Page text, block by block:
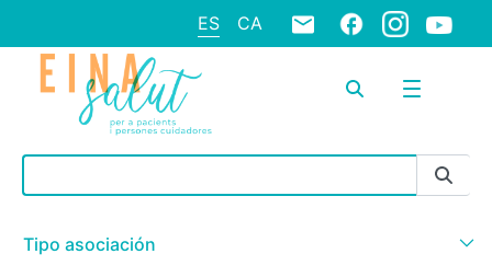
ES CA
Barra de búsqueda
Tipo asociación